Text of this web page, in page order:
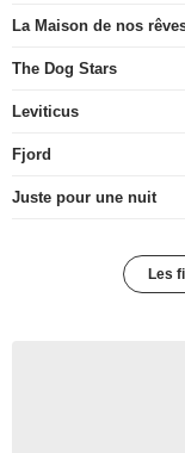
La Maison de nos
The Dog Stars
Leviticus
Fjord
Juste pour une nuit
Les